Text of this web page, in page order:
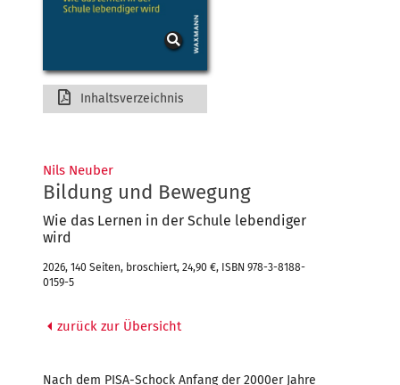
Inhaltsverzeichnis
Nils Neuber
Bildung und Bewegung
Wie das Lernen in der Schule lebendiger
wird
2026, 140 Seiten, broschiert, 24,90 €, ISBN 978-3-8188-
0159-5
zurück zur Übersicht
Nach dem PISA-Schock Anfang der 2000er Jahre